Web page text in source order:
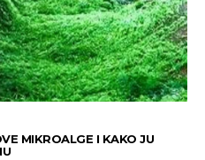
MIKROALGE I KAKO JU